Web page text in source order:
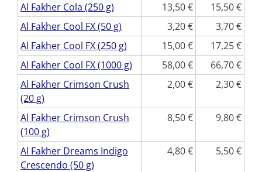
Al Fakher Cola (250 g)
13,50
15,50
Al Fakher Cool FX (50 g)
3,20
3,70
Al Fakher Cool FX (250 g)
15,00
17,25
Al Fakher Cool FX (1000 g)
58,00
66,70
Al Fakher Crimson Crush
(20 g)
2,00 2,30
Al Fakher Crimson Crush
(100 g)
8,50 9,80
Al Fakher Dreams Indigo
Crescendo (50 g)
4,80 5,50